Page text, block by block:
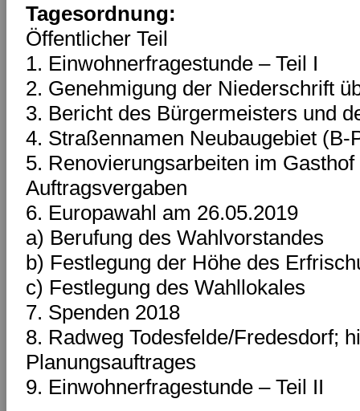
Tagesordnung:
Öffentlicher Teil
1. Einwohnerfragestunde – Teil I
2. Genehmigung der Niederschrift
3. Bericht des Bürgermeisters und
4. Straßennamen Neubaugebiet (B-
5. Renovierungsarbeiten im Gasthof
Auftragsvergaben
6. Europawahl am 26.05.2019
a) Berufung des Wahlvorstandes
b) Festlegung der Höhe des
c) Festlegung des Wahllokales
7. Spenden 2018
8. Radweg Todesfelde/Fredesdorf;
Planungsauftrages
9. Einwohnerfragestunde – Teil II